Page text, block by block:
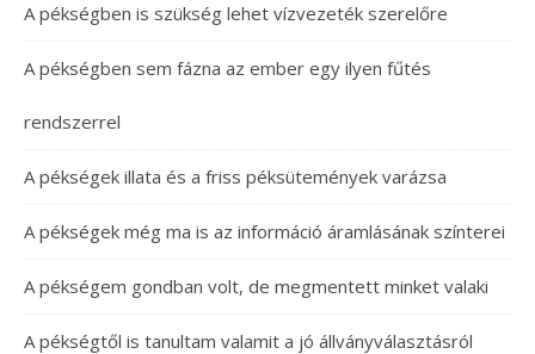
A pékségben is szükség lehet vízvezeték szerelőre
A pékségben sem fázna az ember egy ilyen fűtés
rendszerrel
A pékségek illata és a friss péksütemények varázsa
A pékségek még ma is az információ áramlásának színterei
A pékségem gondban volt, de megmentett minket valaki
A pékségtől is tanultam valamit a jó állványválasztásról